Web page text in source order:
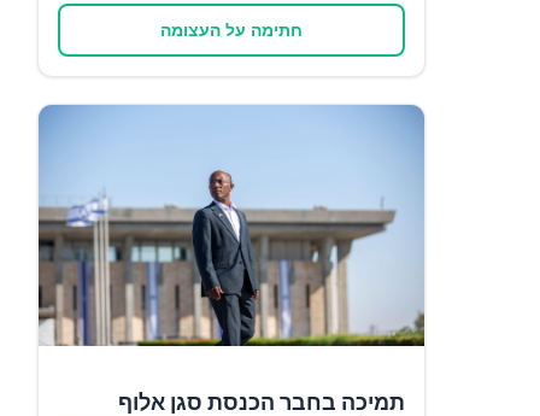
חתימה על העצומה
תמיכה בחבר הכנסת סגן אלוף